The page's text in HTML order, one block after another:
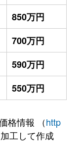
850万円
700万円
590万円
550万円
格情報 （http
工して作成